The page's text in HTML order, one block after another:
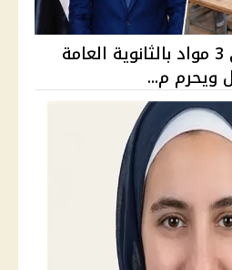
التعليم: الراسب في 3 مواد بالثانوية العامة
ويحرم م...